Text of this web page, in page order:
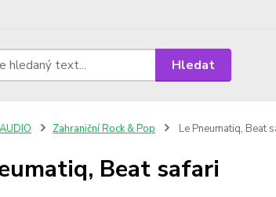
Hledat
Zahraniční Rock & Pop Le Pneumatiq, Beat
Beat safari